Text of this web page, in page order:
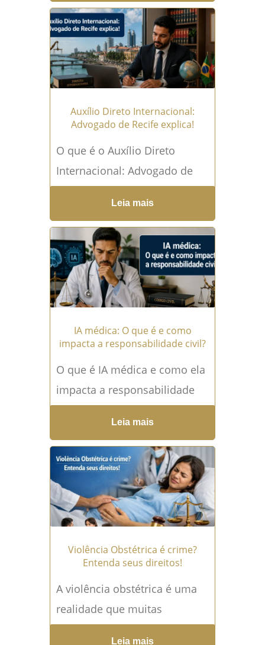
uma sociedade ou exerce
atividade empresarial de...
Leia mais →
Auxílio Direto Internacional:
Advogado de Recife explica!
O que é o Auxílio Direto
Internacional: Advogado de
Recife explica! O Auxílio Direto
Internacional é um importante
mecanismo de cooperação
jurídica...Leia mais →
Leia mais
IA médica: O que é e como
impacta a responsabilidade civil?
O que é IA médica e como ela
impacta a responsabilidade
civil? A IA médica já faz parte
da realidade de hospitais,...
Leia mais →
Leia mais
Violência Obstétrica é crime?
Entenda seus direitos!
A violência obstétrica é uma
realidade que muitas
mulheres enfrentam em
Leia mais